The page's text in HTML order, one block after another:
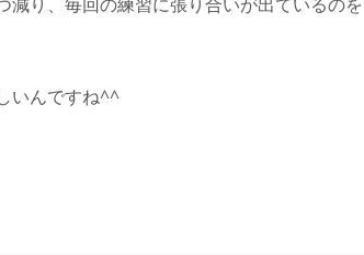
いんですね^^